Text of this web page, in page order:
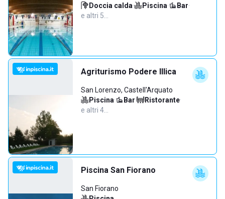
Doccia calda· Piscina· Bar·
e altri 5…
Agriturismo Podere Illica
San Lorenzo, Castell'Arquato
Piscina· Bar· Ristorante·
e altri 4…
Piscina San Fiorano
San Fiorano